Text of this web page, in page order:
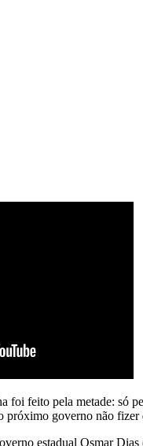
feito pela metade: só
próximo governo não
estadual Osmar